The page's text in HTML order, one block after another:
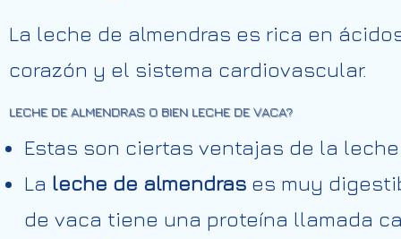
La leche de almendras es rica en
corazón y el sistema cardiovascular.
LECHE DE ALMENDRAS O BIEN LECHE DE VACA?
Estas son ciertas ventajas de la
La leche de almendras es muy
de vaca tiene una proteína llamada